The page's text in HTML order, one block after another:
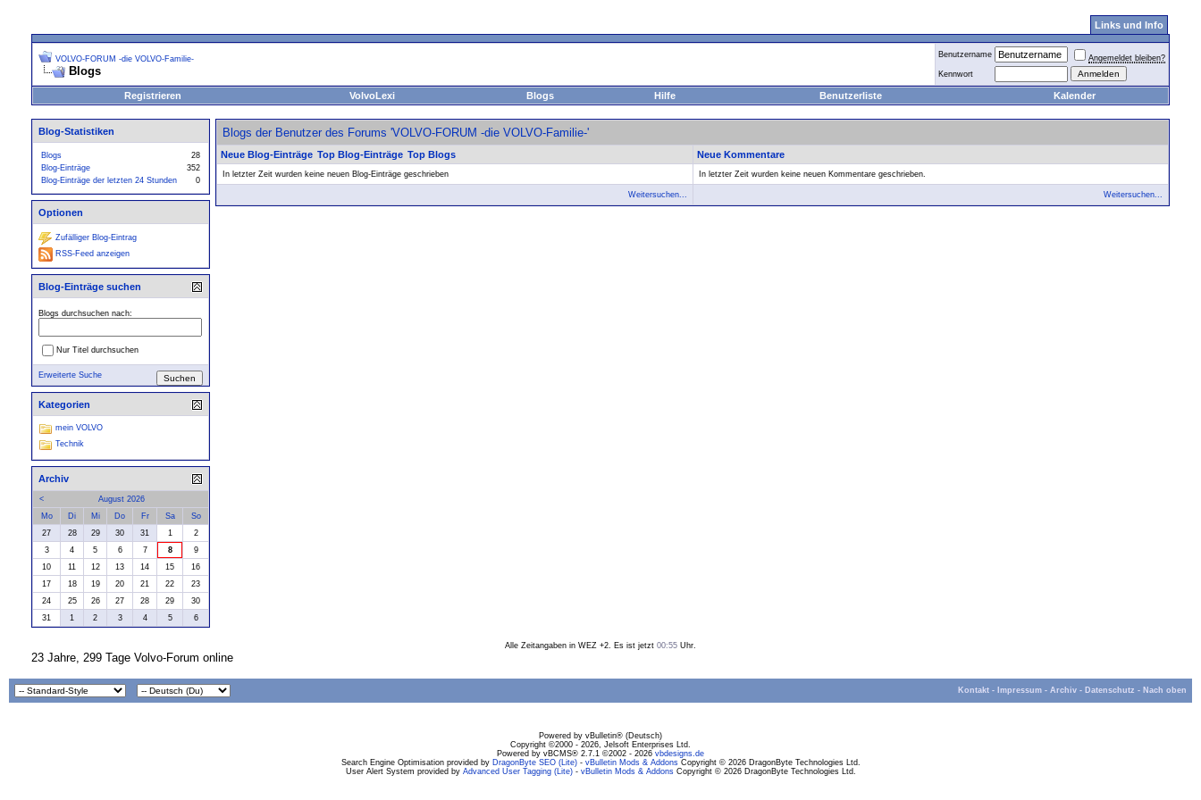
Links und Info
VOLVO-FORUM -die VOLVO-Familie-
Blogs
Benutzername
Angemeldet bleiben?
Kennwort
Registrieren VolvoLexi Blogs Hilfe Benutzerliste Kalender
Blogs der Benutzer des Forums 'VOLVO-FORUM -die VOLVO-Familie-'
Neue Blog-Einträge Top Blog-Einträge Top Blogs Neue Kommentare
In letzter Zeit wurden keine neuen Blog-Einträge geschrieben In letzter Zeit wurden keine neuen Kommentare geschrieben.
Weitersuchen... Weitersuchen...
Blog-Statistiken
Blogs
28
Blog-Einträge
352
Blog-Einträge der letzten 24 Stunden
0
Optionen
Zufälliger Blog-Eintrag
RSS-Feed anzeigen
Blog-Einträge suchen
Blogs durchsuchen nach:
Nur Titel durchsuchen
Erweiterte Suche
Kategorien
mein VOLVO
Technik
Archiv
<
August 2026
Mo
Di Mi Do Fr Sa
So
27
28 29 30 31 1
2
3
4 5 6 7 8
9
10
11 12 13 14 15
16
17
18 19 20 21 22
23
24
25 26 27 28 29
30
31
1 2 3 4 5 6
Alle Zeitangaben in WEZ +2. Es ist jetzt 00:55 Uhr.
23 Jahre, 299 Tage Volvo-Forum online
Kontakt - Impressum - Archiv - Datenschutz - Nach oben
Powered by vBulletin® (Deutsch)
Copyright ©2000 - 2026, Jelsoft Enterprises Ltd.
Powered by vBCMS® 2.7.1 ©2002 - 2026 vbdesigns.de
Search Engine Optimisation provided by DragonByte SEO (Lite)- vBulletin Mods & AddonsCopyright © 2026 DragonByte Technologies Ltd.
User Alert System provided by Advanced User Tagging (Lite)- vBulletin Mods & AddonsCopyright © 2026 DragonByte Technologies Ltd.